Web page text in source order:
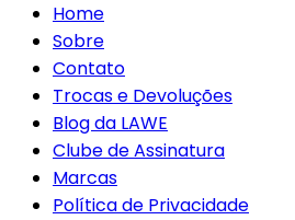
Home
Sobre
Contato
Trocas e Devoluções
Blog da LAWE
Clube de Assinatura
Marcas
Política de Privacidade